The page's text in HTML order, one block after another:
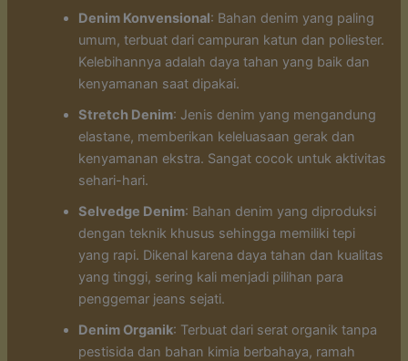
Denim Konvensional: Bahan denim yang paling
umum, terbuat dari campuran katun dan poliester.
Kelebihannya adalah daya tahan yang baik dan
kenyamanan saat dipakai.
Stretch Denim: Jenis denim yang mengandung
elastane, memberikan keleluasaan gerak dan
kenyamanan ekstra. Sangat cocok untuk aktivitas
sehari-hari.
Selvedge Denim: Bahan denim yang diproduksi
dengan teknik khusus sehingga memiliki tepi
yang rapi. Dikenal karena daya tahan dan kualitas
yang tinggi, sering kali menjadi pilihan para
penggemar jeans sejati.
Denim Organik: Terbuat dari serat organik tanpa
pestisida dan bahan kimia berbahaya, ramah